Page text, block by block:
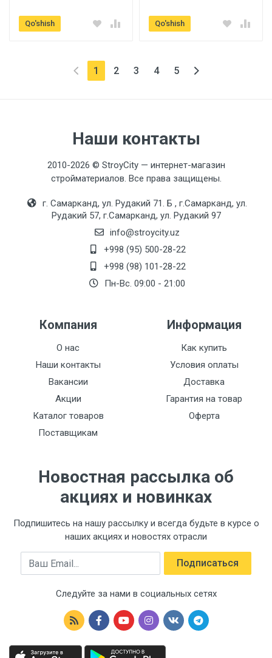
Qo'shish Qo'shish
1 (текущая)
2 3 4 5
Наши контакты
2010-2026 © StroyCity — интернет-магазин
стройматериалов. Все права защищены.
г. Самарканд, ул. Рудакий 71. Б , г.Самарканд, ул.
Рудакий 57, г.Самарканд, ул. Рудакий 97
info@stroycity.uz
+998 (95) 500-28-22
+998 (98) 101-28-22
Пн-Вс. 09:00 - 21:00
Компания
О нас
Наши контакты
Вакансии
Акции
Каталог товаров
Поставщикам
Информация
Как купить
Условия оплаты
Доставка
Гарантия на товар
Оферта
Новостная рассылка об
акциях и новинках
Подпишитесь на нашу рассылку и всегда будьте в курсе о
наших акциях и новостях отрасли
Email Подписаться
Следуйте за нами в социальных сетях